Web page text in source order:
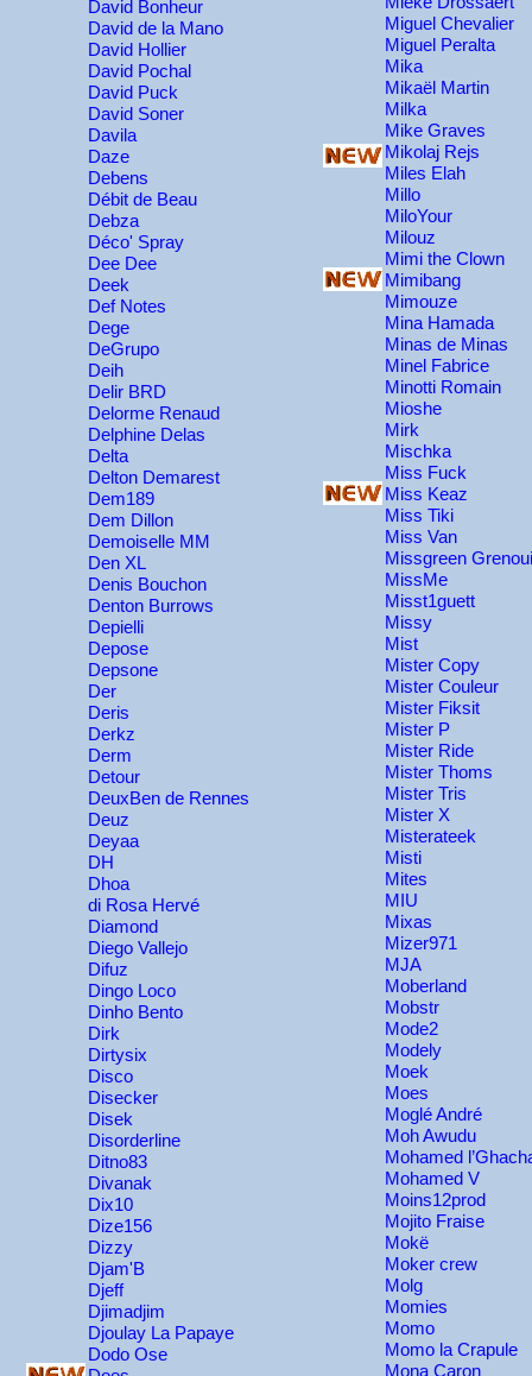
Miguel Chevalier
Miguel Peralta
Mika
Mikaël Martin
Milka
Mike Graves
Mikolaj Rejs
Miles Elah
Millo
MiloYour
Milouz
Mimi the Clown
Mimibang
Mimouze
Mina Hamada
Minas de Minas
Minel Fabrice
Minotti Romain
Mioshe
Mirk
Mischka
Miss Fuck
Miss Keaz
Miss Tiki
Miss Van
Missgreen
MissMe
Misst1guett
Missy
Mist
Mister Copy
Mister Couleur
Mister Fiksit
Mister P
Mister Ride
Mister Thoms
Mister Tris
Mister X
Misterateek
Misti
Mites
MIU
Mixas
Mizer971
MJA
Moberland
Mobstr
Mode2
Modely
Moek
Moes
Moglé André
Moh Awudu
Mohamed
Mohamed V
Moins12prod
Mojito Fraise
Mokë
Moker crew
Molg
Momies
Momo
Momo la Crapule
Mona Caron
David Bonheur
David de la Mano
David Hollier
David Pochal
David Puck
David Soner
Davila
Daze
Debens
Débit de Beau
Debza
Déco' Spray
Dee Dee
Deek
Def Notes
Dege
DeGrupo
Deih
Delir BRD
Delorme Renaud
Delphine Delas
Delta
Delton Demarest
Dem189
Dem Dillon
Demoiselle MM
Den XL
Denis Bouchon
Denton Burrows
Depielli
Depose
Depsone
Der
Deris
Derkz
Derm
Detour
DeuxBen de Rennes
Deuz
Deyaa
DH
Dhoa
di Rosa Hervé
Diamond
Diego Vallejo
Difuz
Dingo Loco
Dinho Bento
Dirk
Dirtysix
Disco
Disecker
Disek
Disorderline
Ditno83
Divanak
Dix10
Dize156
Dizzy
Djam'B
Djeff
Djimadjim
Djoulay La Papaye
Dodo Ose